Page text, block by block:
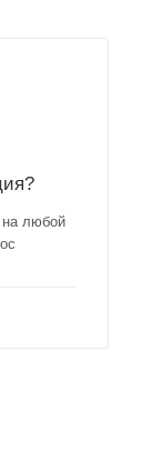
на любой